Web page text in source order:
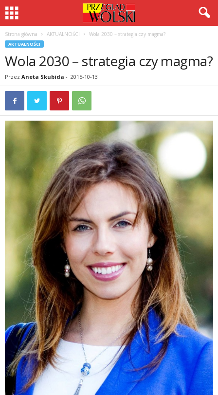
Strona główna AKTUALNOŚCI Wola 2030 – strategia czy magma?
AKTUALNOŚCI
Wola 2030 – strategia czy magma?
Przez Aneta Skubida - 2015-10-13